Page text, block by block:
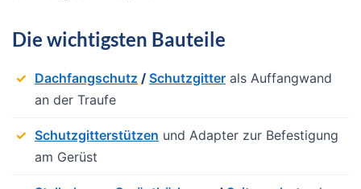
Die wichtigsten Bauteile
Dachfangschutz / Schutzgitter als Auffangwand
an der Traufe
Schutzgitterstützen und Adapter zur Befestigung
am Gerüst